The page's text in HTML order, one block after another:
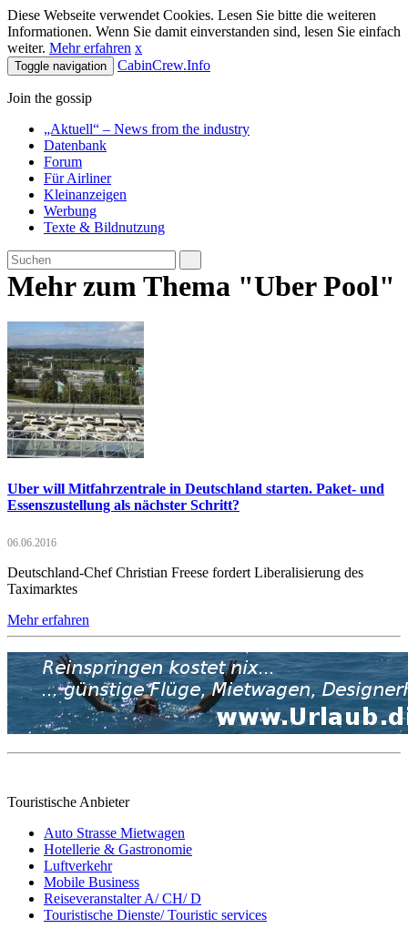
Diese Webseite verwendet Cookies. Lesen Sie bitte die weiteren
Informationen. Wenn Sie damit einverstanden sind, lesen Sie einfach
weiter. Mehr erfahren x
Toggle navigation CabinCrew.Info
Join the gossip
„Aktuell“ – News from the industry
Datenbank
Forum
Für Airliner
Kleinanzeigen
Werbung
Texte & Bildnutzung
Mehr zum Thema "Uber Pool"
Uber will Mitfahrzentrale in Deutschland starten. Paket- und
Essenszustellung als nächster Schritt?
06.06.2016
Deutschland-Chef Christian Freese fordert Liberalisierung des
Taximarktes
Mehr erfahren
Touristische Anbieter
Auto Strasse Mietwagen
Hotellerie & Gastronomie
Luftverkehr
Mobile Business
Reiseveranstalter A/ CH/ D
Touristische Dienste/ Touristic services